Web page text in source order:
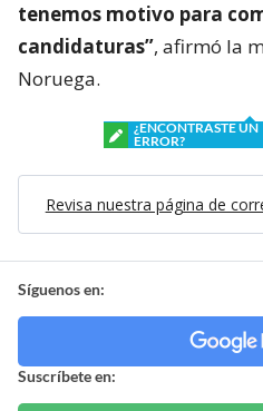
tenemos motivo para
candidaturas”, afirmó la
Noruega.
¿ENCONTRASTE UN
ERROR?
Revisa nuestra página de
Síguenos en:
Suscríbete en: